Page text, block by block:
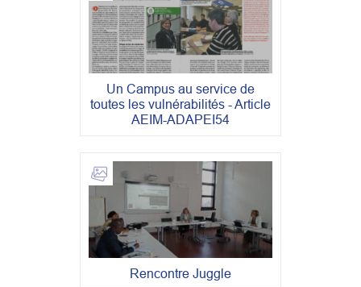
Un Campus au service de
toutes les vulnérabilités - Article
AEIM-ADAPEI54
Rencontre Juggle